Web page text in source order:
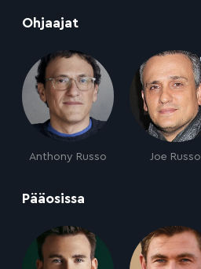
Ohjaajat
Anthony Russo Joe Russo
Pääosissa